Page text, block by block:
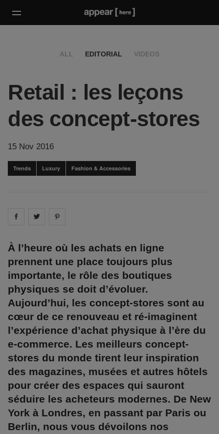
ALL EDITORIAL VIDEOS
Retail : les leçons
des concept-stores
15 Nov 2016
Trends Luxury Fashion & Accessories
Share on facebook
Share on
À l’heure où les achats en ligne
prennent une place toujours plus
importante, le rôle des boutiques
physiques se doit d’évoluer.
Aujourd’hui, les concept-stores sont au
cœur de ce renouveau et ré-imaginent
l’expérience d’achat physique à l’ère du
e-commerce. Les meilleurs concept-
stores du monde tirent leur inspiration
des magazines, musées et autres hôtels
pour créer des espaces qui sauront
séduire les acheteurs modernes. De New
York à Londres, en passant par Paris ou
Berlin, nous vous dévoilons nos